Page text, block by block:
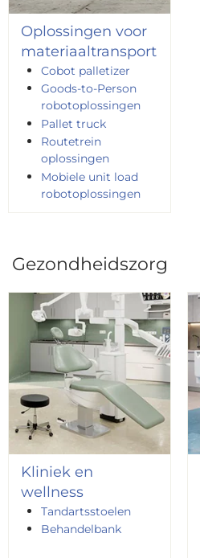
Oplossingen voor
materiaaltransport
Cobot palletizer
Goods-to-Person
robotoplossingen
Pallet truck
Routetrein
oplossingen
Mobiele unit load
robotoplossingen
Gezondheidszorg
Kliniek en
wellness
Tandartsstoelen
Behandelbank